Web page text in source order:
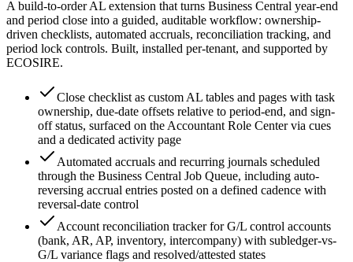
A build-to-order AL extension that turns Business Central year-end
and period close into a guided, auditable workflow: ownership-
driven checklists, automated accruals, reconciliation tracking, and
period lock controls. Built, installed per-tenant, and supported by
ECOSIRE.
Close checklist as custom AL tables and pages with task
ownership, due-date offsets relative to period-end, and sign-
off status, surfaced on the Accountant Role Center via cues
and a dedicated activity page
Automated accruals and recurring journals scheduled
through the Business Central Job Queue, including auto-
reversing accrual entries posted on a defined cadence with
reversal-date control
Account reconciliation tracker for G/L control accounts
(bank, AR, AP, inventory, intercompany) with subledger-vs-
G/L variance flags and resolved/attested states